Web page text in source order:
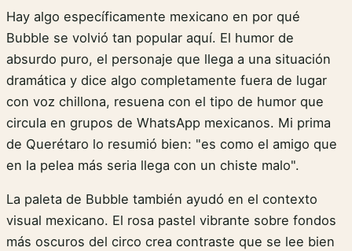
Hay algo específicamente mexicano en por qué
Bubble se volvió tan popular aquí. El humor de
absurdo puro, el personaje que llega a una situación
dramática y dice algo completamente fuera de lugar
con voz chillona, resuena con el tipo de humor que
circula en grupos de WhatsApp mexicanos. Mi prima
de Querétaro lo resumió bien: "es como el amigo que
en la pelea más seria llega con un chiste malo".
La paleta de Bubble también ayudó en el contexto
visual mexicano. El rosa pastel vibrante sobre fondos
más oscuros del circo crea contraste que se lee bien